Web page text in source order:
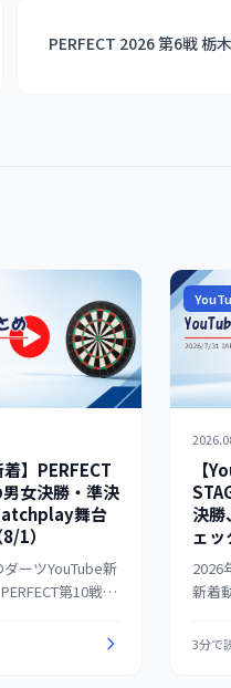
PERFECT 2026 第6戦
着】PERFECT
女決勝・準決
舞台
1）
ーツYouTube新
第10戦神
ウンド別に整
【
決
ェッ
2026
新着
動画
3分で